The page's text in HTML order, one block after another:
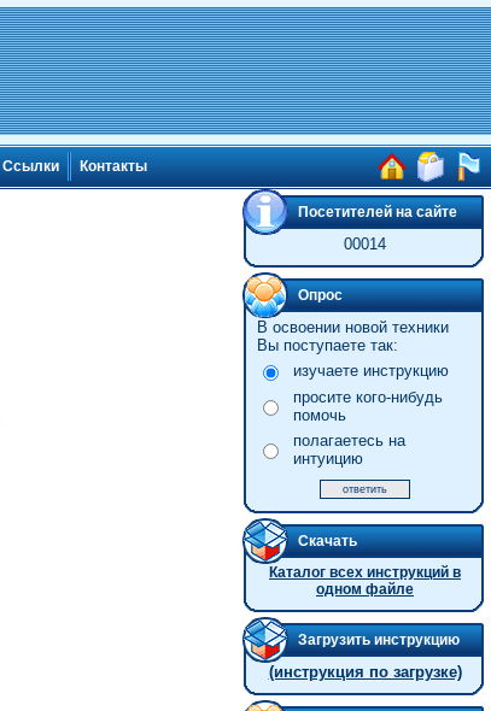
Ссылки Контакты
Посетителей на сайте
00014
Опрос
В освоении новой техники
Вы поступаете так:
изучаете инструкцию
просите кого-нибудь
помочь
полагаетесь на
интуицию
Скачать
Каталог всех инструкций в
одном файле
Загрузить инструкцию
(инструкция по загрузке)